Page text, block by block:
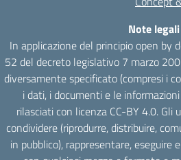
Note legali
In applicazione del principio open by
52 del decreto legislativo 7 marzo
diversamente specificato (compresi i
i dati, i documenti e le
rilasciati con licenza CC-BY 4.0. Gli
condividere (riprodurre, distribuire,
in pubblico), rappresentare, eseguire